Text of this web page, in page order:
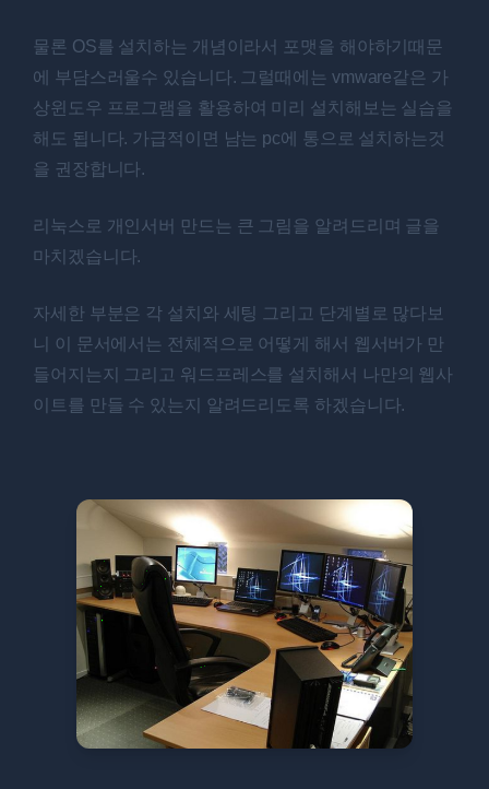
물론 OS를 설치하는 개념이라서 포맷을 해야하기때문
에 부담스러울수 있습니다. 그럴때에는 vmware같은 가
상윈도우 프로그램을 활용하여 미리 설치해보는 실습을
해도 됩니다. 가급적이면 남는 pc에 통으로 설치하는것
을 권장합니다.
리눅스로 개인서버 만드는 큰 그림을 알려드리며 글을
마치겠습니다.
자세한 부분은 각 설치와 세팅 그리고 단계별로 많다보
니 이 문서에서는 전체적으로 어떻게 해서 웹서버가 만
들어지는지 그리고 워드프레스를 설치해서 나만의 웹사
이트를 만들 수 있는지 알려드리도록 하겠습니다.